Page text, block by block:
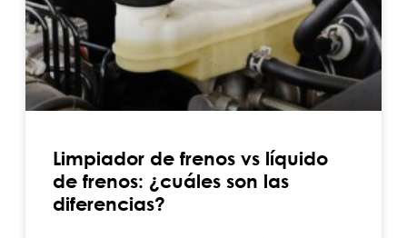
Limpiador de frenos vs líquido
de frenos: ¿cuáles son las
diferencias?